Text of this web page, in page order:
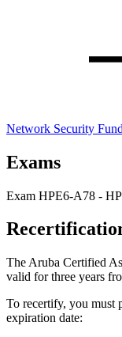
Network Security
Exams
Exam HPE6-A78 -
The Aruba Certified
valid for three years
To recertify, you must
expiration date: